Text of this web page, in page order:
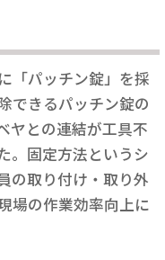
「パッチン錠」を採
できるパッチン錠の
ヤとの連結が工具不
。固定方法というシ
の取り付け・取り外
場の作業効率向上に